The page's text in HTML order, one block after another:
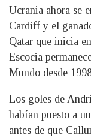
Ucrania ahora se
Cardiff y el
Qatar que inicia
Escocia
Mundo desde
Los goles de
habían puesto a
antes de que